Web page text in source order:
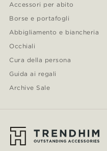
Accessori per abito
Borse e portafogli
Abbigliamento e biancheria
Occhiali
Cura della persona
Guida ai regali
Archive Sale